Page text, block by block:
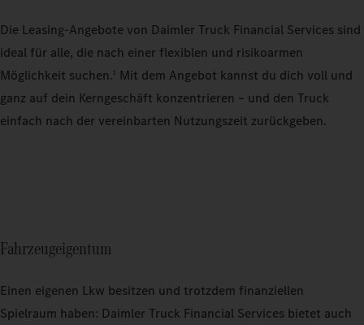
Die Leasing-Angebote von Daimler Truck Financial Services sind
ideal für alle, die nach einer flexiblen und risikoarmen
Möglichkeit suchen.1 Mit dem Angebot kannst du dich voll und
ganz auf dein Kerngeschäft konzentrieren – und den Truck
einfach nach der vereinbarten Nutzungszeit zurückgeben.
Fahrzeugeigentum
Einen eigenen Lkw besitzen und trotzdem finanziellen
Spielraum haben: Daimler Truck Financial Services bietet auch